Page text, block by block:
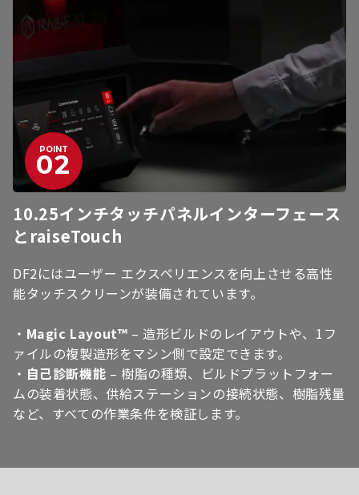
POINT
10.25インチタッチパネルインターフェース
とraiseTouch
DF2にはユーザー エクスペリエンスを向上させる高性
能タッチスクリーンが装備されています。
・ Magic Layout™ – 造形ビルドのレイアウトや、1フ
ァイルの複製造形をマシン側で設定できます。
・ 自己診断機能 – 樹脂の種類、ビルドプラットフォー
ムの装着状態、供給ステーションの接続状態、樹脂残量
など、すべての作業条件を検証します。